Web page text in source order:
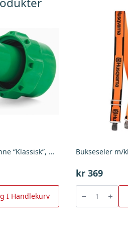
Oljetut til kombikanne “Klassisk”, Husqvarna
I Handlekurv
kr 369
Bukseseler
oransj/svar
,